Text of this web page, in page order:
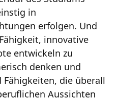
in
erfolgen. Und
innovative
entwickeln zu
denken und
die überall
Aussichten